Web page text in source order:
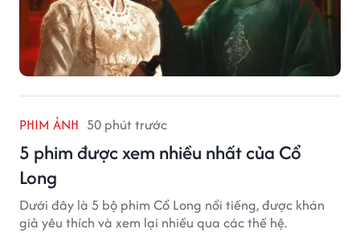
PHIM ẢNH 50 phút trước
5 phim được xem nhiều nhất của Cổ
Long
Dưới đây là 5 bộ phim Cổ Long nổi tiếng, được khán
giả yêu thích và xem lại nhiều qua các thế hệ.